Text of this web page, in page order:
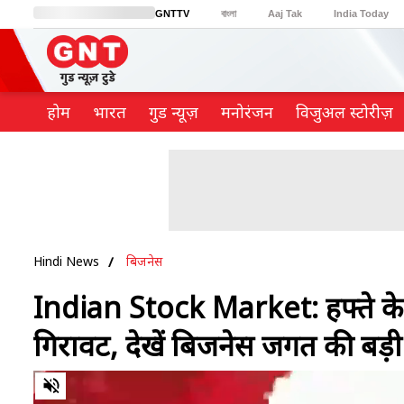
GNTTV বাংলা Aaj Tak India Today
BT Bazaar Cosmopolitan
होम भारत गुड न्यूज़ मनोरंजन विजुअल स्टोरीज़
Hindi News बिजनेस
Indian Stock Market: हफ्ते के
गिरावट, देखें बिजनेस जगत की
0
of